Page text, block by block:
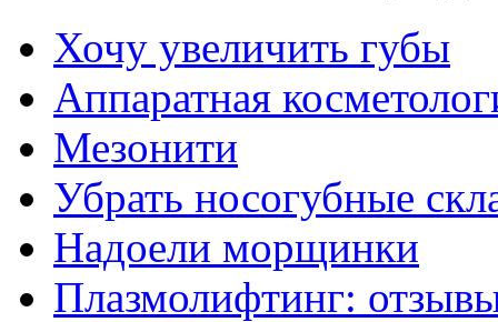
Хочу увеличить губы
Аппаратная
Мезонити
Убрать носогубные
Надоели морщинки
Плазмолифтинг: